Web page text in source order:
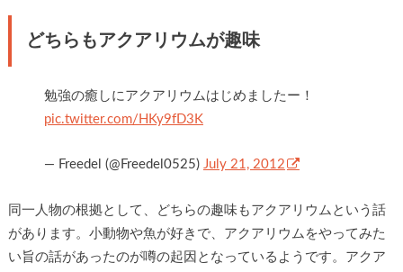
どちらもアクアリウムが趣味
勉強の癒しにアクアリウムはじめましたー！
pic.twitter.com/HKy9fD3K
— Freedel (@Freedel0525) July 21, 2012
同一人物の根拠として、どちらの趣味もアクアリウムという話
があります。小動物や魚が好きで、アクアリウムをやってみた
い旨の話があったのが噂の起因となっているようです。アクア